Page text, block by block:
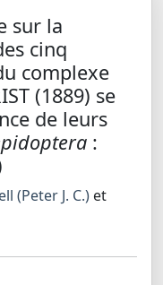
sur la
cinq
complexe
(1889) se
de leurs
:
(Peter J. C.) et